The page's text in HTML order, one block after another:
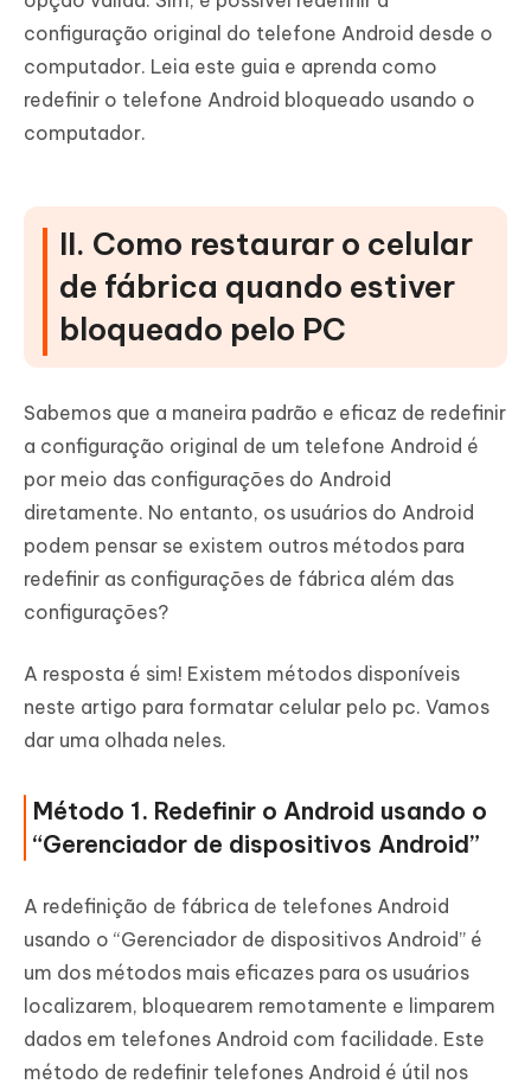
configuração original do telefone Android desde o
computador. Leia este guia e aprenda como
redefinir o telefone Android bloqueado usando o
computador.
II. Como restaurar o celular
de fábrica quando estiver
bloqueado pelo PC
Sabemos que a maneira padrão e eficaz de redefinir
a configuração original de um telefone Android é
por meio das configurações do Android
diretamente. No entanto, os usuários do Android
podem pensar se existem outros métodos para
redefinir as configurações de fábrica além das
configurações?
A resposta é sim! Existem métodos disponíveis
neste artigo para formatar celular pelo pc. Vamos
dar uma olhada neles.
Método 1. Redefinir o Android usando o
“Gerenciador de dispositivos Android”
A redefinição de fábrica de telefones Android
usando o “Gerenciador de dispositivos Android” é
um dos métodos mais eficazes para os usuários
localizarem, bloquearem remotamente e limparem
dados em telefones Android com facilidade. Este
método de redefinir telefones Android é útil nos